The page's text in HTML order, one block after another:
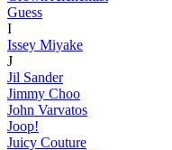
Guess
I
Issey Miyake
J
Jil Sander
Jimmy Choo
John Varvatos
Joop!
Juicy Couture